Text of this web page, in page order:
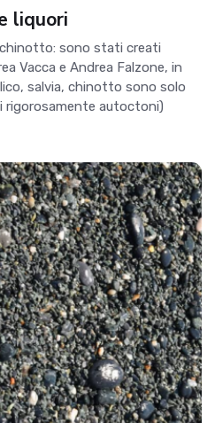
liquori
sono stati creati
Vacca e Andrea Falzone, in
salvia, chinotto sono solo
rigorosamente autoctoni)